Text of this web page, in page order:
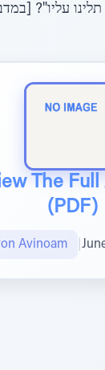
עליו"?
The
(PDF)
Avinoam